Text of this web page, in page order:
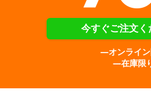
今すぐご注文く
―オンライン
―在庫限